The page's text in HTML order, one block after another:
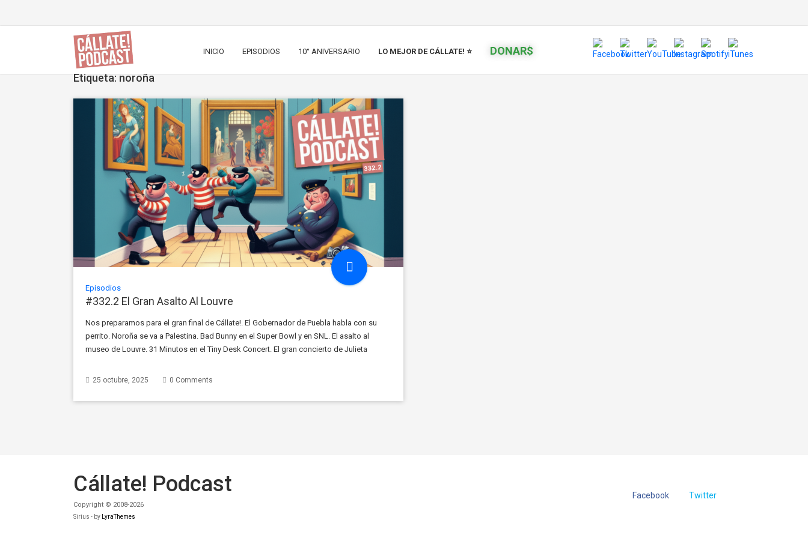
INICIO EPISODIOS 10° ANIVERSARIO LO MEJOR DE CÁLLATE! ⭐ DONAR$
Etiqueta: noroña
Episodios
#332.2 El Gran Asalto Al Louvre
Nos preparamos para el gran final de Cállate!. El Gobernador de Puebla habla con su
perrito. Noroña se va a Palestina. Bad Bunny en el Super Bowl y en SNL. El asalto al
museo de Louvre. 31 Minutos en el Tiny Desk Concert. El gran concierto de Julieta
25 octubre, 2025 0 Comments
Facebook Twitter
Cállate! Podcast
Copyright © 2008-2026
Sirius - by LyraThemes